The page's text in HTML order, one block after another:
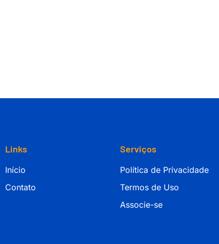
Links
Início
Contato
Serviços
Política de Privacidade
Termos de Uso
Associe-se